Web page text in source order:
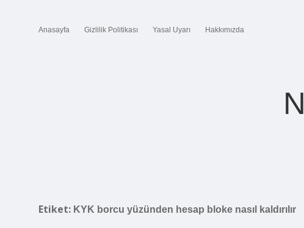
Anasayfa Gizlilik Politikası Yasal Uyarı Hakkımızda
Etiket: KYK borcu yüzünden hesap bloke nasıl kaldırılır